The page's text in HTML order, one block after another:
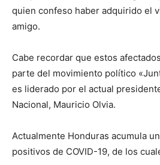
quien confeso haber adquirido el
amigo.
Cabe recordar que estos
parte del movimiento político
es liderado por el actual
Nacional, Mauricio Olvia.
Actualmente Honduras acumula
positivos de COVID-19, de los